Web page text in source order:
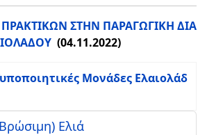
ΣΤΗΝ ΠΑΡΑΓΩΓΙΚΗ ΔΙΑ
(04.11.2022)
Μονάδες Ελαιολάδ
Ελιά